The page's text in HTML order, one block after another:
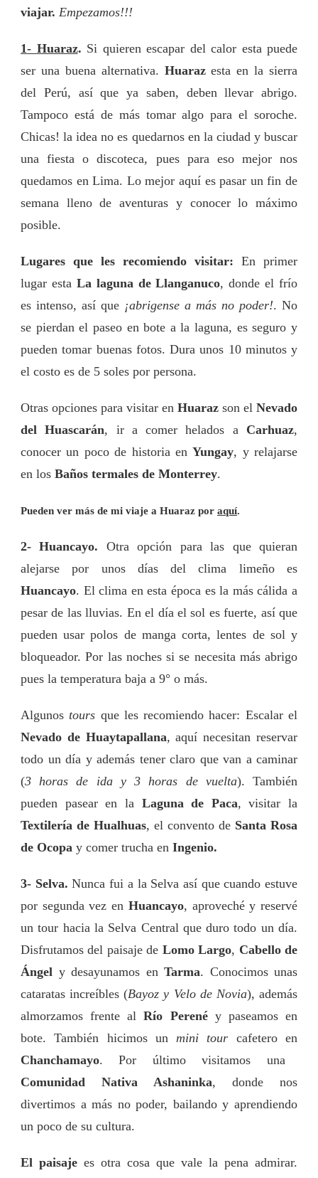
viajar. Empezamos!!!
1- Huaraz. Si quieren escapar del calor esta puede
ser una buena alternativa. Huarazesta en la sierra
del Perú, así que ya saben, deben llevar abrigo.
Tampoco está de más tomar algo para el soroche.
Chicas! la idea no es quedarnos en la ciudad y buscar
una fiesta o discoteca, pues para eso mejor nos
quedamos en Lima. Lo mejor aquí es pasar un fin de
semana lleno de aventuras y conocer lo máximo
posible.
Lugares que les recomiendo visitar: En primer
lugar esta La laguna de Llanganuco, donde el frío
es intenso, así que ¡abrigense a más no poder!. No
se pierdan el paseo en bote a la laguna, es seguro y
pueden tomar buenas fotos. Dura unos 10 minutos y
el costo es de 5 soles por persona.
Otras opciones para visitar en Huaraz son el Nevado
del Huascarán, ir a comer helados a Carhuaz,
conocer un poco de historia enYungay, y relajarse
en los Baños termales de Monterrey.
Pueden ver más de mi viaje a Huaraz por aquí.
2- Huancayo. Otra opción para las que quieran
alejarse por unos días del clima limeño es
Huancayo. El clima en esta época es la más cálida a
pesar de las lluvias. En el día el sol es fuerte, así que
pueden usar polos de manga corta, lentes de sol y
bloqueador. Por las noches si se necesita más abrigo
pues la temperatura baja a 9° o más.
Algunos tours que les recomiendo hacer: Escalar el
Nevado de Huaytapallana, aquí necesitan reservar
todo un día y además tener claro que van a caminar
(3 horas de ida y 3 horas de vuelta). También
pueden pasear en la Laguna de Paca, visitar la
Textilería de Hualhuas, el convento de Santa Rosa
de Ocopa y comer trucha en Ingenio.
3- Selva. Nunca fui a la Selva así que cuando estuve
por segunda vez en Huancayo, aproveché y reservé
un tour hacia la Selva Central que duro todo un día.
Disfrutamos del paisaje de Lomo Largo, Cabello de
Ángel y desayunamos en Tarma. Conocimos unas
cataratas increíbles (Bayoz y Velo de Novia), además
almorzamos frente alRío Perenéy paseamos en
bote. También hicimos un mini tour cafetero en
Chanchamayo. Por último visitamos una
Comunidad Nativa Ashaninka, donde nos
divertimos a más no poder, bailando y aprendiendo
un poco de su cultura.
El paisaje es otra cosa que vale la pena admirar.